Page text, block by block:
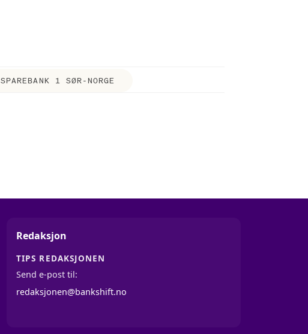
SPAREBANK 1 SØR-NORGE
Redaksjon
TIPS REDAKSJONEN
Send e-post til:
redaksjonen@bankshift.no